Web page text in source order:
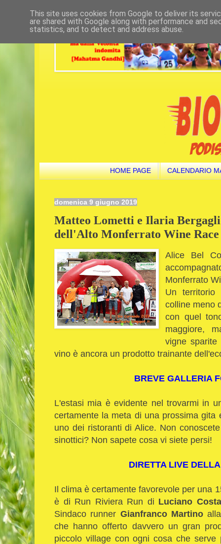
HOME PAGE CALENDARIO
domenica 9 giugno 2019
Matteo Lometti e Ilaria
dell'Alto Monferrato Wine Race
Alice Bel
Monferrato
Un territorio
colline meno
con quel
maggiore,
vigne
vino è ancora un prodotto trainante
BREVE GALLERIA
L'estasi mia è evidente nel trovarmi in
certamente la meta di una prossima
uno dei ristoranti di Alice. Non
sinottici? Non sapete cosa vi siete persi!
DIRETTA LIVE
Il clima è certamente favorevole per una
è di Run Riviera Run di Luciano
Sindaco runner Gianfranco Martinoalla
che hanno offerto davvero un gran
piccolo village con ogni cosa che
This site uses cookies from Google to deliver its
are shared with Google along with performance and
statistics, and to detect and address abuse.